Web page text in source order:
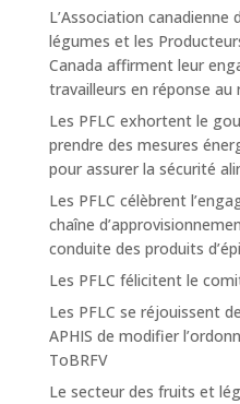
L’Association
légumes et les
Canada affirment leur
travailleurs en réponse au
Les PFLC exhortent le
prendre des mesures
pour assurer la sécurité
Les PFLC célèbrent
chaîne
conduite des produits
Les PFLC félicitent le
Les PFLC se réjouissent
APHIS de modifier
ToBRFV
Le secteur des fruits et